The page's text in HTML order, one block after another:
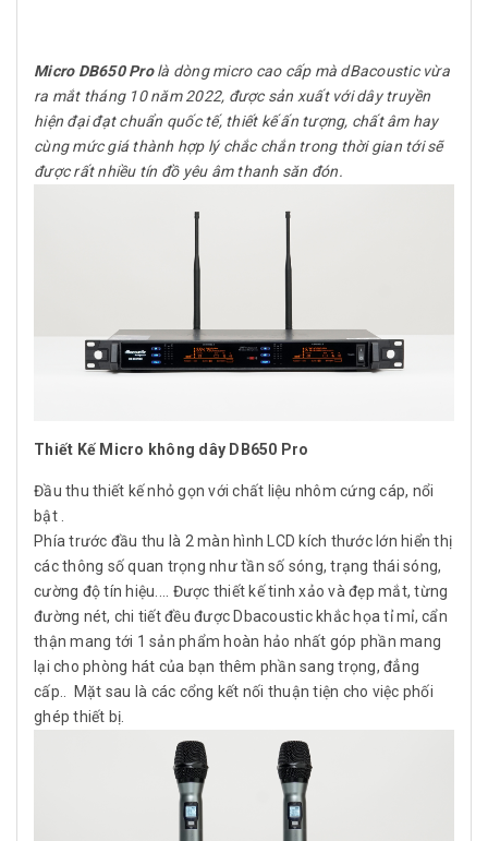
Micro DB650 Prolà dòng micro cao cấp mà dBacoustic vừa
ra mắt tháng 10 năm 2022, được sản xuất với dây truyền
hiện đại đạt chuẩn quốc tế, thiết kế ấn tượng, chất âm hay
cùng mức giá thành hợp lý chắc chắn trong thời gian tới sẽ
được rất nhiều tín đồ yêu âm thanh săn đón.
Thiết Kế Micro không dây DB650 Pro
Đầu thu thiết kế nhỏ gọn với chất liệu nhôm cứng cáp, nổi
bật .
Phía trước đầu thu là 2 màn hình LCD kích thước lớn hiển thị
các thông số quan trọng như tần số sóng, trạng thái sóng,
cường độ tín hiệu.... Được thiết kế tinh xảo và đẹp mắt, từng
đường nét, chi tiết đều được Dbacoustic khắc họa tỉ mỉ, cẩn
thận mang tới 1 sản phẩm hoàn hảo nhất góp phần mang
lại cho phòng hát của bạn thêm phần sang trọng, đẳng
cấp.. Mặt sau là các cổng kết nối thuận tiện cho việc phối
ghép thiết bị.